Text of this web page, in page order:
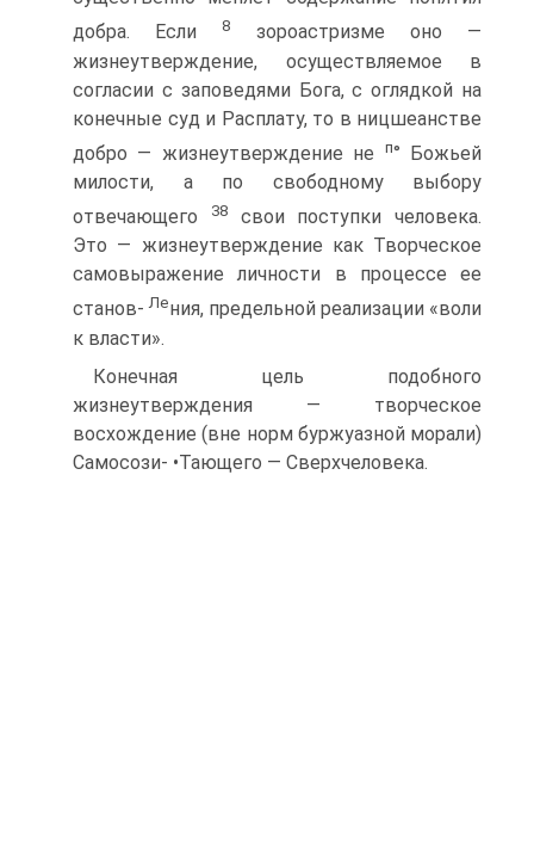
добра. Если8
зороастризме оно —
жизнеутверждение, осуществляемое в
согласии с заповедями Бога, с оглядкой на
конечные суд и Расплату, то в ницшеанстве
добро — жизнеутверждение не
п° Божьей
милости, а по свободному выбору
отвечающего
38свои поступки человека.
Это — жизнеутверждение как Творческое
самовыражение личности в процессе ее
станов-Ления, предельной реализации «воли
к власти».
Конечная цель подобного
жизнеутверждения — творческое
восхождение (вне норм буржуазной морали)
Самосози- •Тающего — Сверхчеловека.